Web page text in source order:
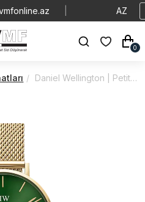
AZ
0
Daniel Wellington | Petite | Emerald | DW00100479